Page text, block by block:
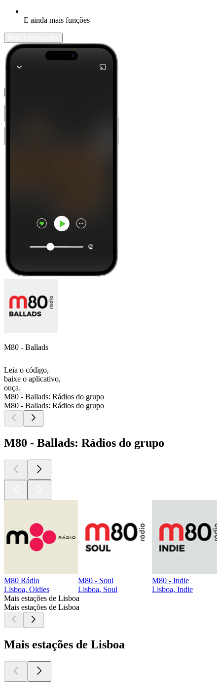
E ainda mais funções
M80 - Ballads
Leia o código,
baixe o aplicativo,
ouça.
M80 - Ballads: Rádios do grupo
M80 - Ballads: Rádios do grupo
M80 - Ballads: Rádios do grupo
M80 Rádio
Lisboa, Oldies
M80 - Soul
Lisboa, Soul
M80 - Indie
Lisboa, Indie
Mais estações de Lisboa
Mais estações de Lisboa
Mais estações de Lisboa